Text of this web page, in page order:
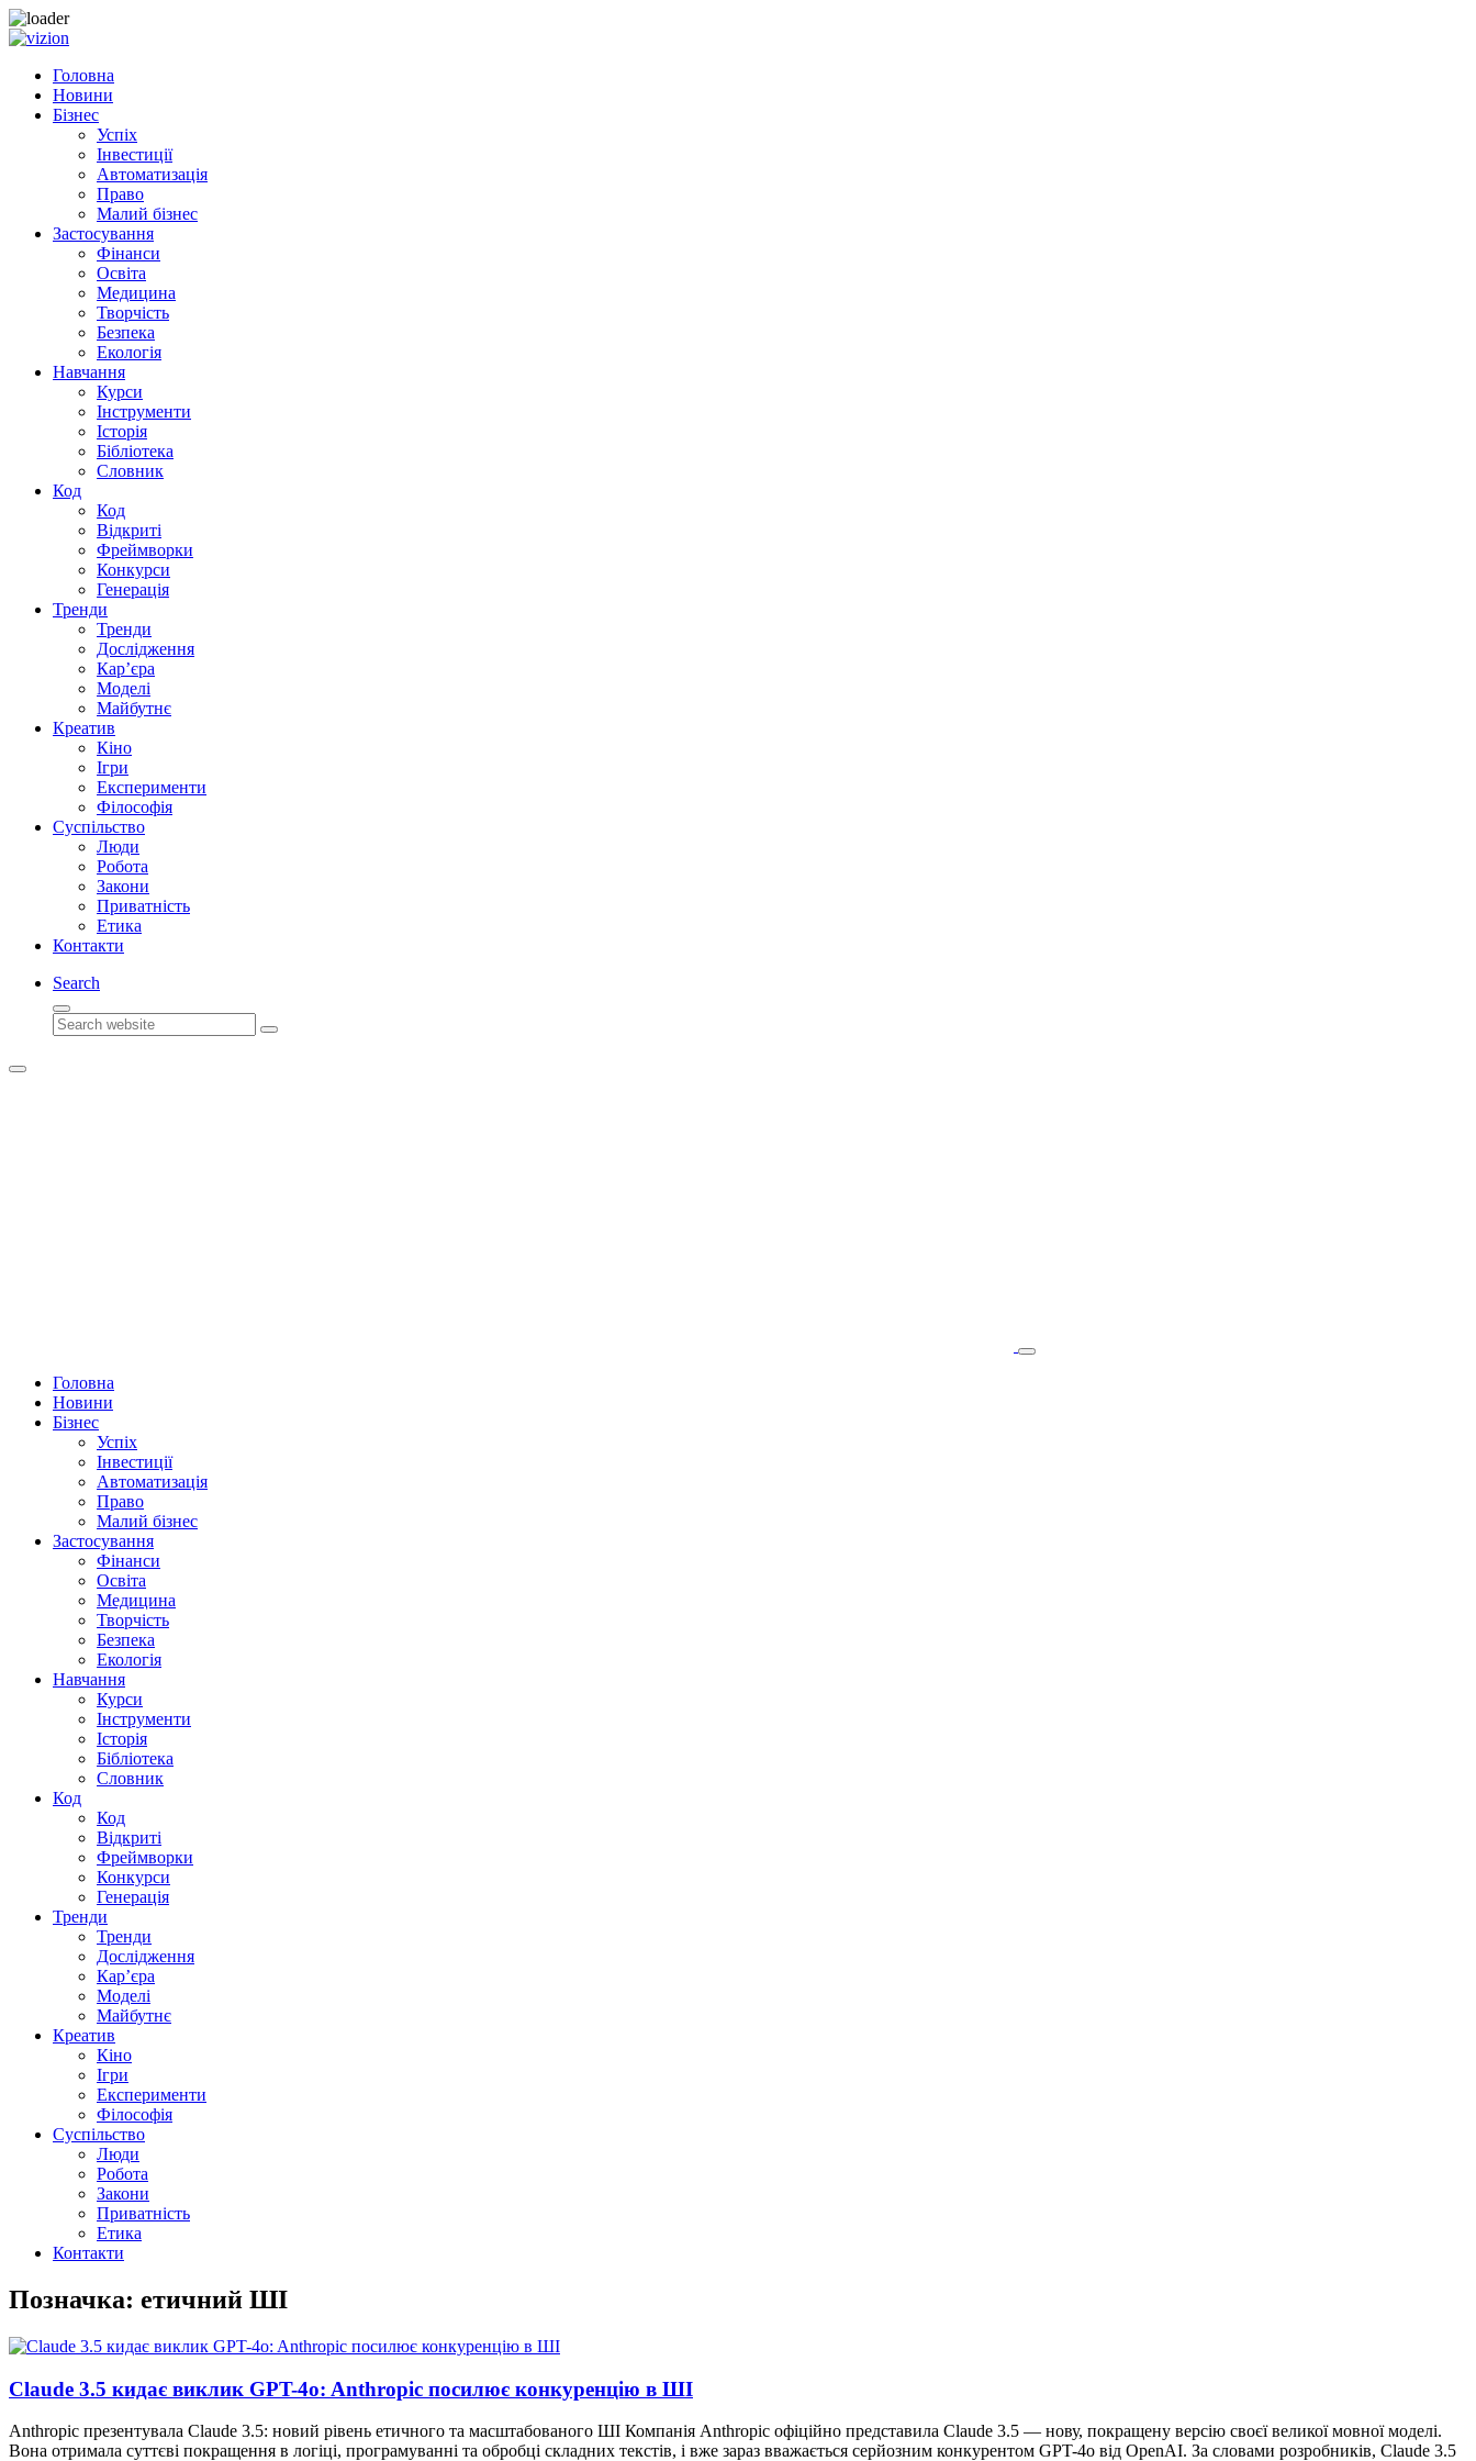
Skip
contentГоловна
Новини
Бізнес
Успіх
Інвестиції
Автоматизація
Право
Малий бізнес
Застосування
Фінанси
Освіта
Медицина
Творчість
Безпека
Екологія
Навчання
Курси
Інструменти
Історія
Бібліотека
Словник
Код
Код
Відкриті
Фреймворки
Конкурси
Генерація
Тренди
Тренди
Дослідження
Кар’єра
Моделі
Майбутнє
Креатив
Кіно
Ігри
Експерименти
Філософія
Суспільство
Люди
Робота
Закони
Приватність
Етика
Контакти
Search
Search
Головна
Новини
Бізнес
Успіх
Інвестиції
Автоматизація
Право
Малий бізнес
Застосування
Фінанси
Освіта
Медицина
Творчість
Безпека
Екологія
Навчання
Курси
Інструменти
Історія
Бібліотека
Словник
Код
Код
Відкриті
Фреймворки
Конкурси
Генерація
Тренди
Тренди
Дослідження
Кар’єра
Моделі
Майбутнє
Креатив
Кіно
Ігри
Експерименти
Філософія
Суспільство
Люди
Робота
Закони
Приватність
Етика
Контакти
Позначка: етичний ШІ
Claude 3.5 кидає виклик GPT-4o: Anthropic посилює конкуренцію в ШІ
Anthropic презентувала Claude 3.5: новий рівень етичного та масштабованого ШІ Компанія Anthropic офіційно представила Claude 3.5 — нову, покращену версію своєї великої мовної моделі.
Вона отримала суттєві покращення в логіці, програмуванні та обробці складних текстів, і вже зараз вважається серйозним конкурентом GPT-4o від OpenAI. За словами розробників, Claude 3.5